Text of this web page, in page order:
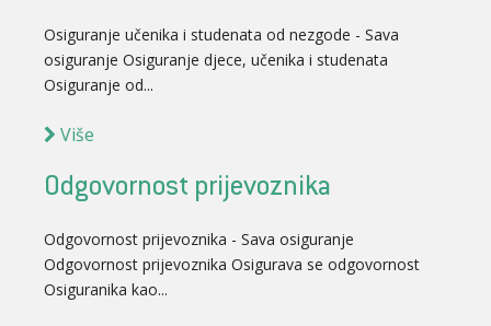
Osiguranje učenika i studenata od nezgode - Sava
osiguranje Osiguranje djece, učenika i studenata
Osiguranje od...
Više
Odgovornost prijevoznika
Odgovornost prijevoznika - Sava osiguranje
Odgovornost prijevoznika Osigurava se odgovornost
Osiguranika kao...